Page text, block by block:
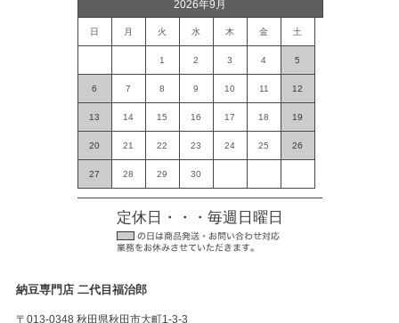
2026年9月
日 月 火 水 木 金 土
1 2 3 4 5
6 7 8 9 10 11 12
13 14 15 16 17 18 19
20 21 22 23 24 25 26
27 28 29 30
定休日・・・毎週日曜日
納豆専門店 二代目福治郎
〒013-0348 秋田県秋田市大町1-3-3